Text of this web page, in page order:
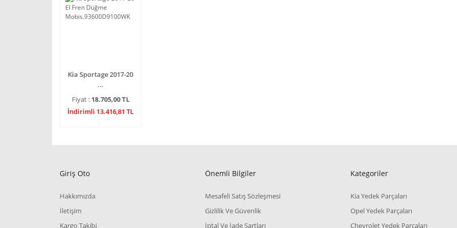
Kia Sportage 2017-20
...
Fiyat : 18.705,00 TL
İndirimli 13.416,81 TL
Giriş Oto
Hakkımızda
İletişim
Kargo Takibi
Önemli Bilgiler
Mesafeli Satış Sözleşmesi
Gizlilik Ve Güvenlik
İptal Ve İade Şartları
Kategoriler
Kia Yedek Parçaları
Opel Yedek Parçaları
Chevrolet Yedek Parçaları